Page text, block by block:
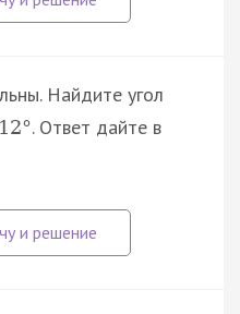
Найдите угол
°. Ответ дайте в